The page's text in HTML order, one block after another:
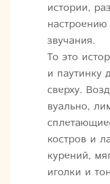
истории,
настроению
звучания.
То это
и паутинку
сверху.
вуально,
костров и
курений,
иголки и